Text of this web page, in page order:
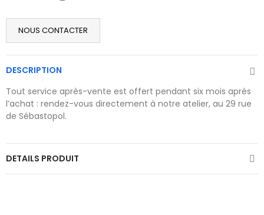
NOUS CONTACTER
DESCRIPTION
Tout service après-vente est offert pendant six mois après
l’achat : rendez-vous directement à notre atelier, au 29 rue
de Sébastopol.
DETAILS PRODUIT